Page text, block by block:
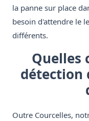
la panne sur place
besoin d'attendre le
différents.
Quelles
détection
Outre Courcelles,